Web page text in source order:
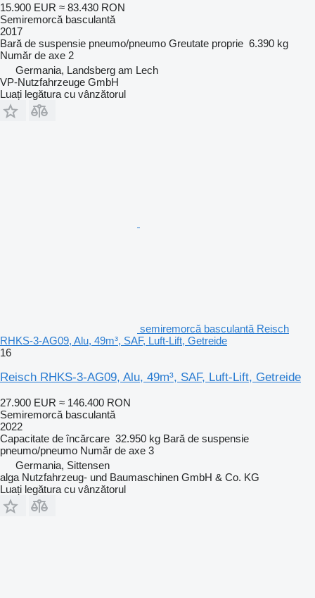
15.900 EUR ≈ 83.430 RON
Semiremorcă basculantă
2017
Bară de suspensie pneumo/pneumo Greutate proprie 6.390 kg
Număr de axe 2
Germania, Landsberg am Lech
VP-Nutzfahrzeuge GmbH
Luați legătura cu vânzătorul
semiremorcă basculantă Reisch
RHKS-3-AG09, Alu, 49m³, SAF, Luft-Lift, Getreide
16
Reisch RHKS-3-AG09, Alu, 49m³, SAF, Luft-Lift, Getreide
27.900 EUR ≈ 146.400 RON
Semiremorcă basculantă
2022
Capacitate de încărcare 32.950 kg Bară de suspensie
pneumo/pneumo Număr de axe 3
Germania, Sittensen
alga Nutzfahrzeug- und Baumaschinen GmbH & Co. KG
Luați legătura cu vânzătorul